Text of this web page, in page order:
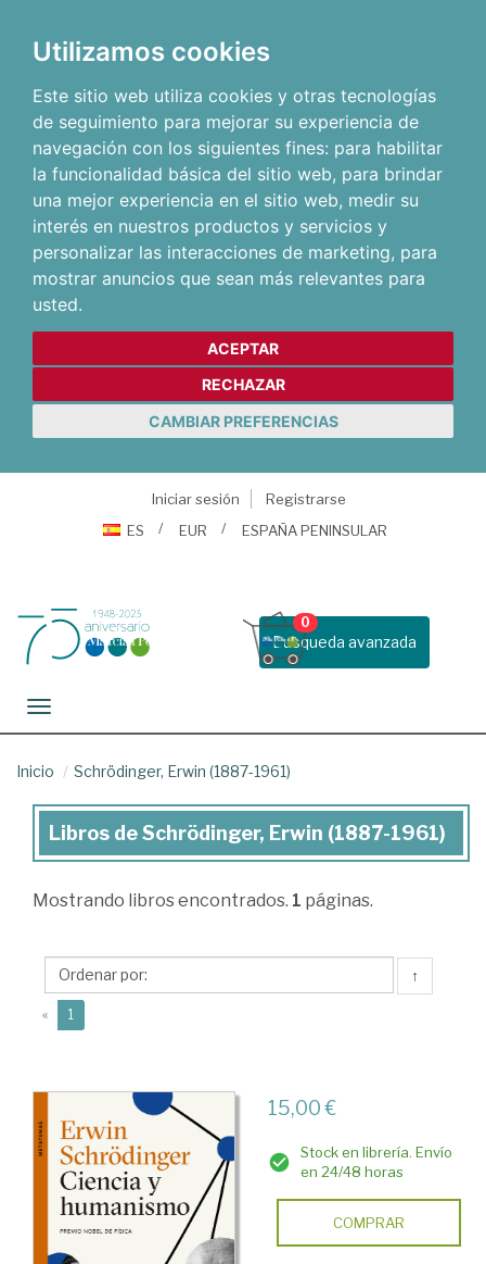
Utilizamos cookies
Este sitio web utiliza cookies y otras tecnologías
de seguimiento para mejorar su experiencia de
navegación con los siguientes fines: para habilitar
la funcionalidad básica del sitio web, para brindar
una mejor experiencia en el sitio web, medir su
interés en nuestros productos y servicios y
personalizar las interacciones de marketing, para
mostrar anuncios que sean más relevantes para
usted.
ACEPTAR
RECHAZAR
CAMBIAR PREFERENCIAS
Iniciar sesión
Registrarse
ES
EUR ESPAÑA PENINSULAR
Busqueda avanzada
0
Toggle navigation
Inicio Schrödinger, Erwin (1887-1961)
Libros
Schrödinger,
(1887-
1961)
Libros de Schrödinger, Erwin (1887-1961)
Mostrando libros encontrados. 1 páginas.
↑
« 1
15,00 €
Stock en librería. Envío
en 24/48 horas
COMPRAR